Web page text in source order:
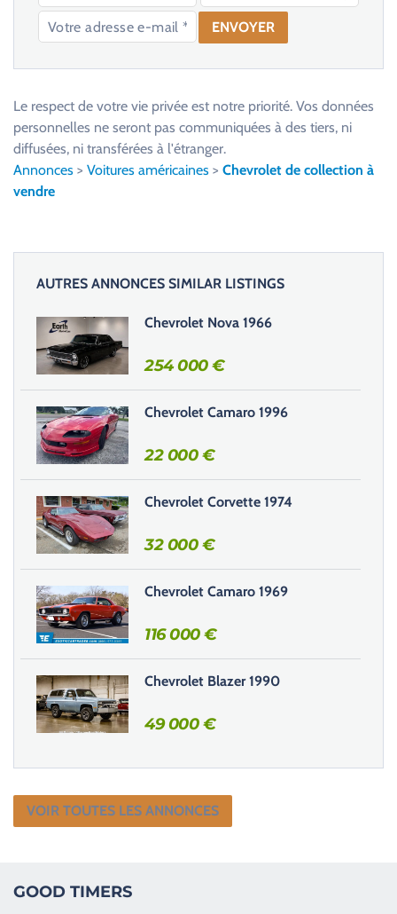
e
s
r
c
e
c
h
a
m
p
v
i
d
e
.
Le respect de votre vie privée est notre priorité. Vos données
personnelles ne seront pas communiquées à des tiers, ni
diffusées, ni transférées à l'étranger.
Annonces > Voitures américaines > Chevrolet de collection à
vendre
AUTRES ANNONCES SIMILAR LISTINGS
Chevrolet Nova 1966
254 000€
Chevrolet Camaro 1996
22 000€
Chevrolet Corvette 1974
32 000€
Chevrolet Camaro 1969
116 000€
Chevrolet Blazer 1990
49 000€
VOIR TOUTES LES ANNONCES
GOOD TIMERS